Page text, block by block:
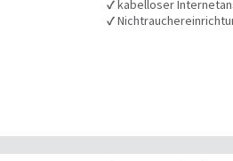
✓kabelloser
✓